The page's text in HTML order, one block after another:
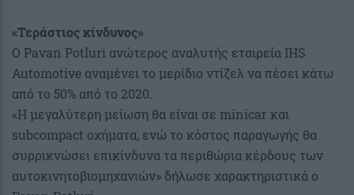
«Τεράστιος κίνδυνος»
Ο Pavan Potluri ανώτερος αναλυτής εταιρεία IHS
Automotive αναμένει το μερίδιο ντίζελ να πέσει κάτω
από το 50% από το 2020.
«Η μεγαλύτερη μείωση θα είναι σε minicar και
subcompact οχήματα, ενώ το κόστος παραγωγής θα
συρρικνώσει επικίνδυνα τα περιθώρια κέρδους των
αυτοκινητοβιομηχανιών» δήλωσε χαρακτηριστικά ο